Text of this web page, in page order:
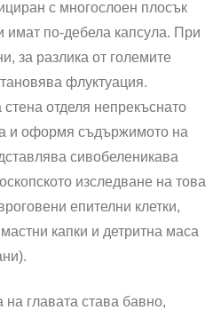
с многослоен плосък
имат по-дебела капсула. При
за разлика от големите
флуктуация.
отделя непрекъснато
и оформя съдържимото на
сивобеленикава
изследване на това
епителни клетки,
капки и детритна маса
главата става бавно,